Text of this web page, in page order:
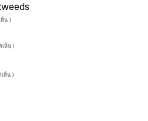
น )
เห็น )
ห็น )